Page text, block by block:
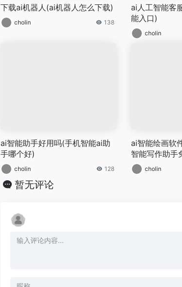
下载ai机器人(ai机器人怎么下载)
cholin 138
ai人工智能客
能入口)
cholin
ai智能助手好用吗(手机智能ai助
手哪个好)
cholin 128
ai智能绘画软
智能写作助手
cholin
暂无评论